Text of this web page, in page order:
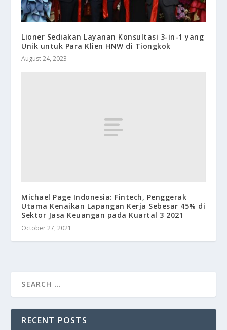
Lioner Sediakan Layanan Konsultasi 3-in-1 yang
Unik untuk Para Klien HNW di Tiongkok
August 24, 2023
Michael Page Indonesia: Fintech, Penggerak
Utama Kenaikan Lapangan Kerja Sebesar 45% di
Sektor Jasa Keuangan pada Kuartal 3 2021
October 27, 2021
RECENT POSTS